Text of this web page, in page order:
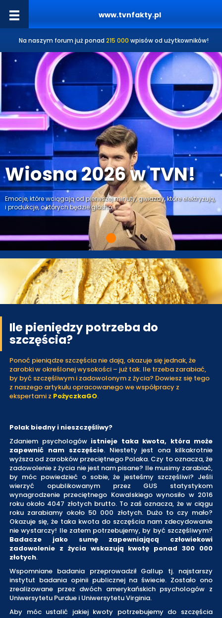
www.tvnfakty.pl
Na naszym forum już ponad 215 000 wpisów od użytkowników!
Wiosna 2026 w TVN!
Emocje, które wciągają od pierwszej minuty, gwiazdy, które elektryzują,
i produkcje, o których będzie głośno.
Ile pieniędzy potrzeba do
szczęścia?
Ponoć pieniądze szczęścia nie dają, okazuje się jednak, że
zarobki w określonej wysokości – już tak. Ile trzeba zarabiać,
by być szczęśliwym i zadowolonym z życia? Dowiesz się tego
z naszego artykułu opracowanego we współpracy z
ekspertami z PożyczkaGO.
Polak biedny i nieszczęśliwy?
Zdaniem psychologów istnieje taka kwota, która może
zapewnić nam szczęście. Niestety jest ona kilkakrotnie
wyższa od zarobków przeciętnego Polaka. Czy to oznacza, że
zadowolenie z życia nie jest nam pisane? Ile musimy zarabiać,
by móc powiedzieć o sobie, że jesteśmy szczęśliwi? Jeśli
wierzyć opublikowanym przez GUS statystykom
wynagrodzenie przeciętnego Kowalskiego wynosiło w 2016
roku około 4047 złotych brutto. To zaś oznacza, że w ciągu
roku zarabiamy około 50 000 złotych. Dużo to czy mało?
Okazuje się, że taka kwota do szczęścia nam zdecydowanie
nie wystarczy! Ile zatem potrzebujemy, by być szczęśliwym?
Badacze jako sumę zapewniającą człowiekowi
zadowolenie z życia wskazują kwotę ponad 300 000
złotych.
Wspomniane badania przeprowadził Gallup tj. najstarszy
instytut badania opinii publicznej na świecie. Zostało ono
zrealizowane przez dwóch amerykańskich psychologów z
Uniwersytetu Purdue i Uniwersytetu Virginia.
Aby móc ustalić jakiej kwoty potrzebujemy do szczęścia